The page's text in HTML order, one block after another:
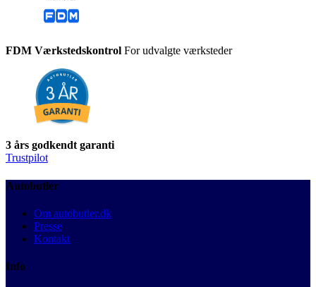
FDM Værkstedskontrol For udvalgte værksteder
3 års godkendt garanti
Trustpilot
Autobutler
Om autobutler.dk
Presse
Kontakt
Info